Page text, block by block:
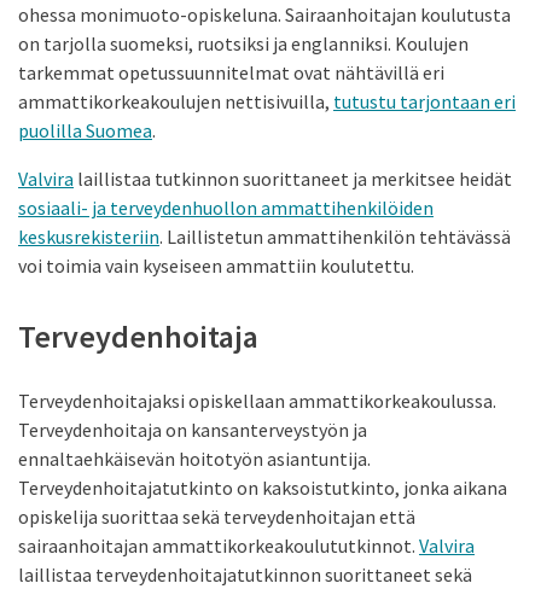
ohessa monimuoto-opiskeluna. Sairaanhoitajan koulutusta
on tarjolla suomeksi, ruotsiksi ja englanniksi. Koulujen
tarkemmat opetussuunnitelmat ovat nähtävillä eri
ammattikorkeakoulujen nettisivuilla, tutustu tarjontaan eri
puolilla Suomea.
Valvira laillistaa tutkinnon suorittaneet ja merkitsee heidät
sosiaali- ja terveydenhuollon ammattihenkilöiden
keskusrekisteriin. Laillistetun ammattihenkilön tehtävässä
voi toimia vain kyseiseen ammattiin koulutettu.
Terveydenhoitaja
Terveydenhoitajaksi opiskellaan ammattikorkeakoulussa.
Terveydenhoitaja on kansanterveystyön ja
ennaltaehkäisevän hoitotyön asiantuntija.
Terveydenhoitajatutkinto on kaksoistutkinto, jonka aikana
opiskelija suorittaa sekä terveydenhoitajan että
sairaanhoitajan ammattikorkeakoulututkinnot. Valvira
laillistaa terveydenhoitajatutkinnon suorittaneet sekä